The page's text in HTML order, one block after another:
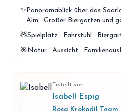
menu_book Guides
map Karte
Mitgliedschaft
✨Panoramablick über das
Alm · Großer Biergarten und
🧸Spielplatz · Fahrstuhl ·
🎯Natur · Aussicht ·
Erstellt von
Isabell Espig
Rosa Krokodil Team